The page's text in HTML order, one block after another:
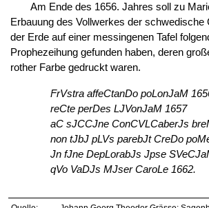
Am Ende des 1656. Jahres soll zu
Erbauung des Vollwerkes der schwedische
der Erde auf einer messingenen Tafel
Prophezeihung gefunden haben, deren
rother Farbe gedruckt waren.
FrVstra affeCtanDo poLonJaM
reCte perDes LJVonJaM 1657
aC sJCCJne ConCVLCaberJs
non tJbJ pLVs parebJt CreDo
Jn fJne DepLorabJs Jpse
qVo VaDJs MJser CaroLe 1662.